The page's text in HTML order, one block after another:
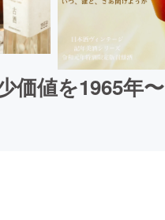
価値を1965年〜